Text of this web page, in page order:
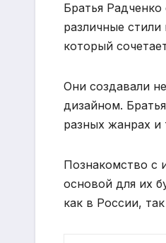
Братья
различные
который
Они создавали
дизайном.
разных жанрах и
Познакомство с
основой для их
как в России,